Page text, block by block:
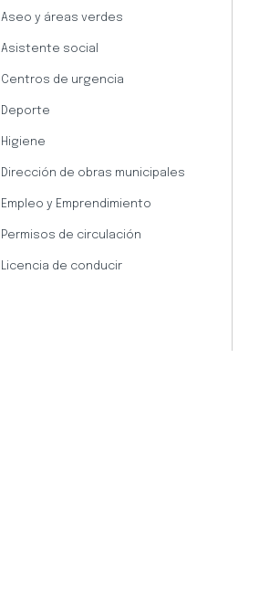
Aseo y áreas verdes
Asistente social
Centros de urgencia
Deporte
Higiene
Dirección de obras municipales
Empleo y Emprendimiento
Permisos de circulación
Licencia de conducir